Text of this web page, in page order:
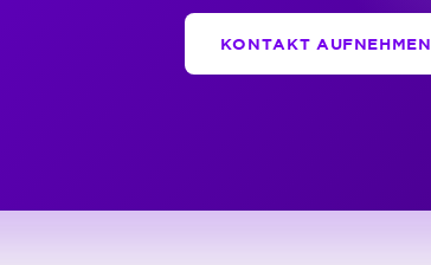
KONTAKT AUFNEHMEN